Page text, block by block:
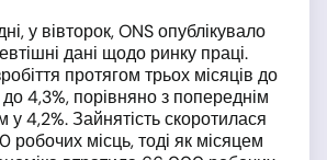
у вівторок, ONS опублікувало
дані щодо ринку праці.
протягом трьох місяців до
до 4,3%, порівняно з попереднім
у 4,2%. Зайнятість скоротилася
місць, тоді як місяцем